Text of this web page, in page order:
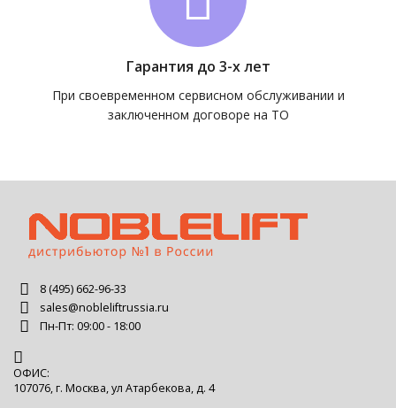
Гарантия до 3-х лет
При своевременном сервисном обслуживании и
заключенном договоре на ТО
8 (495) 662-96-33
sales@nobleliftrussia.ru
Пн-Пт: 09:00 - 18:00
ОФИС:
107076, г. Москва, ул Атарбекова, д. 4